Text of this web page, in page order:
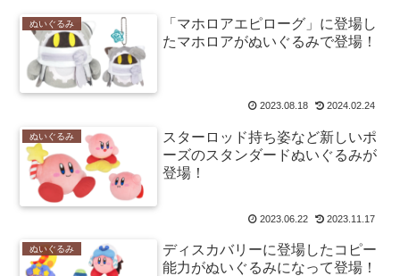
ぬいぐるみ
「マホロアエピローグ」に登場し
たマホロアがぬいぐるみで登場！
2023.08.18 2024.02.24
ぬいぐるみ
スターロッド持ち姿など新しいポ
ーズのスタンダードぬいぐるみが
登場！
2023.06.22 2023.11.17
ぬいぐるみ
ディスカバリーに登場したコピー
能力がぬいぐるみになって登場！